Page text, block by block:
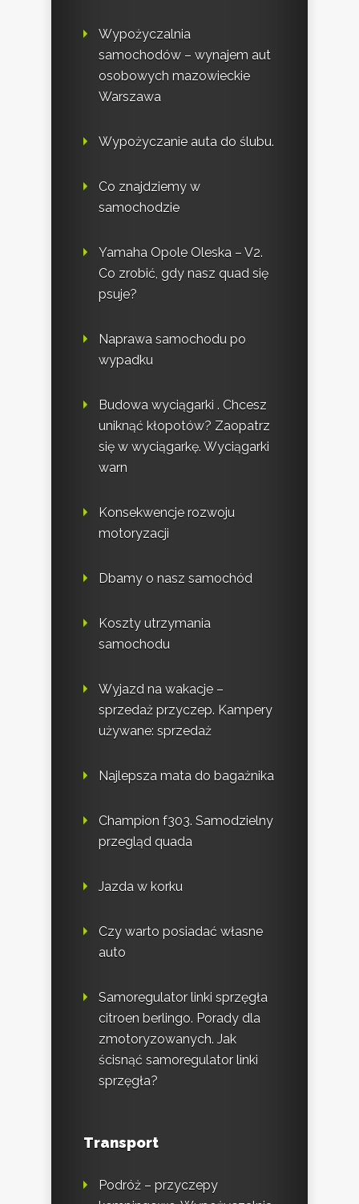
Wypożyczalnia
samochodów – wynajem aut
osobowych mazowieckie
Warszawa
Wypożyczanie auta do ślubu.
Co znajdziemy w
samochodzie
Yamaha Opole Oleska – V2.
Co zrobić, gdy nasz quad się
psuje?
Naprawa samochodu po
wypadku
Budowa wyciągarki . Chcesz
uniknąć kłopotów? Zaopatrz
się w wyciągarkę. Wyciągarki
warn
Konsekwencje rozwoju
motoryzacji
Dbamy o nasz samochód
Koszty utrzymania
samochodu
Wyjazd na wakacje –
sprzedaż przyczep. Kampery
używane: sprzedaż
Najlepsza mata do bagażnika
Champion f303. Samodzielny
przegląd quada
Jazda w korku
Czy warto posiadać własne
auto
Samoregulator linki sprzęgła
citroen berlingo. Porady dla
zmotoryzowanych. Jak
ścisnąć samoregulator linki
sprzęgła?
Transport
Podróż – przyczepy